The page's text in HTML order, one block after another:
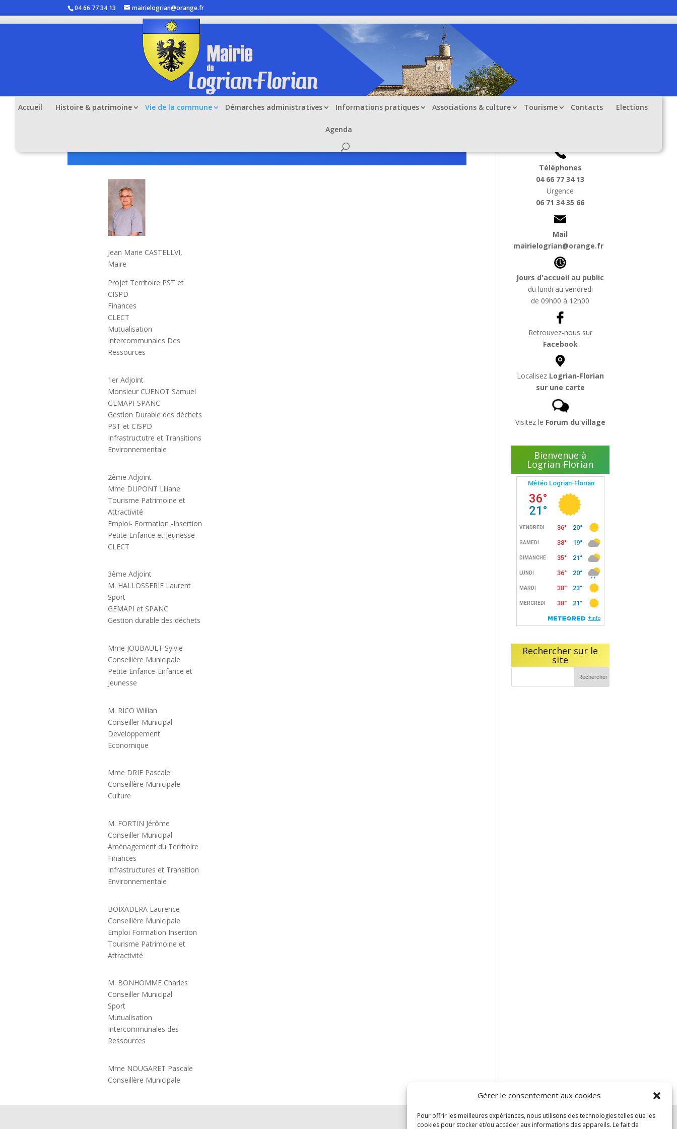
Gérer le consentement aux cookies
Pour offrir les meilleures expériences, nous utilisons des technologies telles que les
cookies pour stocker et/ou accéder aux informations des appareils. Le fait de
04 66 77 34 13 mairielogrian@orange.fr
Accueil Histoire & patrimoine Vie de la commune Démarches administratives Informations pratiques Associations & culture Tourisme Contacts Elections
Agenda
Jean Marie CASTELLVI,
Maire
Projet Territoire PST et
CISPD
Finances
CLECT
Mutualisation
Intercommunales Des
Ressources
1er Adjoint
Monsieur CUENOT Samuel
GEMAPI-SPANC
Gestion Durable des déchets
PST et CISPD
Infrastructutre et Transitions
Environnementale
2ème Adjoint
Mme DUPONT Liliane
Tourisme Patrimoine et
Attractivité
Emploi- Formation -Insertion
Petite Enfance et Jeunesse
CLECT
3ème Adjoint
M. HALLOSSERIE Laurent
Sport
GEMAPI et SPANC
Gestion durable des déchets
Mme JOUBAULT Sylvie
Conseillère Municipale
Petite Enfance-Enfance et
Jeunesse
M. RICO Willian
Conseiller Municipal
Developpement
Economique
Mme DRIE Pascale
Conseillère Municipale
Culture
M. FORTIN Jérôme
Conseiller Municipal
Aménagement du Territoire
Finances
Infrastructures et Transition
Environnementale
BOIXADERA Laurence
Conseillère Municipale
Emploi Formation Insertion
Tourisme Patrimoine et
Attractivité
M. BONHOMME Charles
Conseiller Municipal
Sport
Mutualisation
Intercommunales des
Ressources
Mme NOUGARET Pascale
Conseillère Municipale
Téléphones
04 66 77 34 13
Urgence
06 71 34 35 66
Mail
mairielogrian@orange.fr
Jours d'accueil au public
du lundi au vendredi
de 09h00 à 12h00
Retrouvez-nous sur
Facebook
Localisez Logrian-Florian
sur une carte
Visitez le Forum du village
Bienvenue à
Logrian-Florian
Rechercher sur le
site